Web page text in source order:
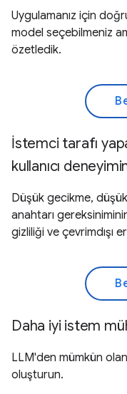
Uygulamanız için
model seçebilmeniz
özetledik.
İstemci tarafı
kullanıcı
Düşük gecikme,
anahtarı
gizliliği ve çevrimdışı
Daha iyi istem
LLM'den mümkün
oluşturun.